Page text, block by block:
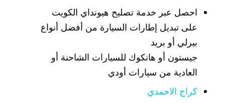
احصل عبر خدمة تصليح هيونداي الكويت
على تبديل إطارات السيارة من أفضل أنواع
بيرلي أو بريد
جيستون أو هانكوك للسيارات الشاحنة أو
العادية من سيارات أودي
كراج الاحمدي